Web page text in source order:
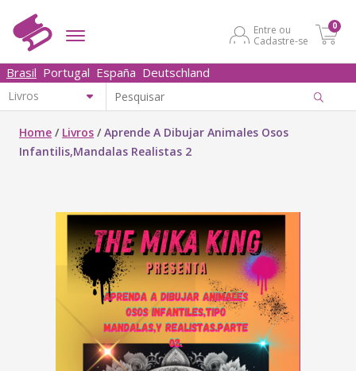
Entre ou
Cadastre-se
0
Brasil Portugal España Deutschland
Home / Livros /Aprende A Dibujar Animales Osos
Infantilis,Mandalas Realistas 2